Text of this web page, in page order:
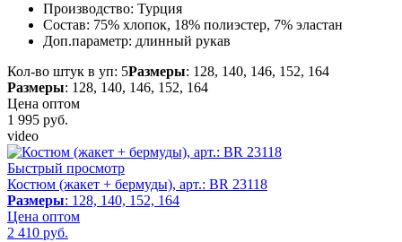
Производство: Турция
Состав: 75% хлопок, 18% полиэстер, 7% эластан
Доп.параметр: длинный рукав
Кол-во штук в уп: 5Размеры: 128, 140, 146, 152, 164
Размеры: 128, 140, 146, 152, 164
Цена оптом
1 995 руб.
video
Быстрый просмотр
Костюм (жакет + бермуды), арт.: BR 23118
Размеры: 128, 140, 152, 164
Цена оптом
2 410 руб.